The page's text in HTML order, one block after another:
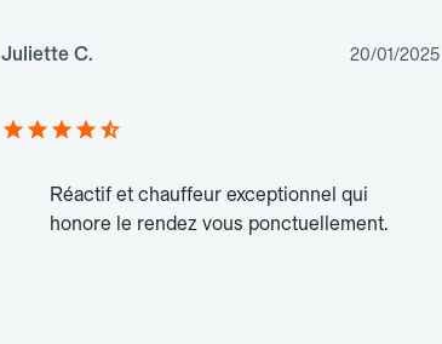
Juliette C. 20/01/2025
Réactif et chauffeur exceptionnel qui
honore le rendez vous ponctuellement.